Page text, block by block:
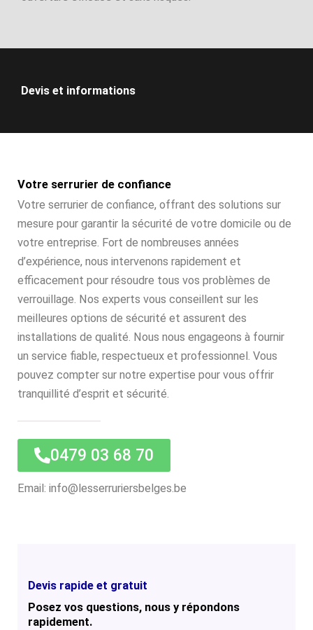
Devis et informations
Votre serrurier de confiance
Votre serrurier de confiance, offrant des solutions sur
mesure pour garantir la sécurité de votre domicile ou de
votre entreprise. Fort de nombreuses années
d’expérience, nous intervenons rapidement et
efficacement pour résoudre tous vos problèmes de
verrouillage. Nos experts vous conseillent sur les
meilleures options de sécurité et assurent des
installations de qualité. Nous nous engageons à fournir
un service fiable, respectueux et professionnel. Vous
pouvez compter sur notre expertise pour vous offrir
tranquillité d’esprit et sécurité.
0479 03 68 70
Email: info@lesserruriersbelges.be
Devis rapide et gratuit
Posez vos questions, nous y répondons
rapidement.